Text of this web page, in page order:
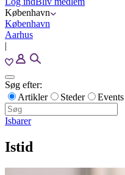
København
København
Aarhus
|
Søg efter:
Artikler
Steder Events
Isbarer
Istid